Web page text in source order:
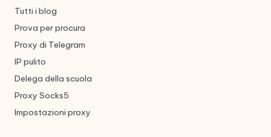
Tutti i blog
Prova per procura
Proxy di Telegram
IP pulito
Delega della scuola
Proxy Socks5
Impostazioni proxy